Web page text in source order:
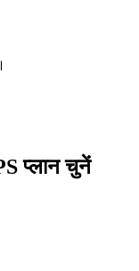
प्लान चुनें